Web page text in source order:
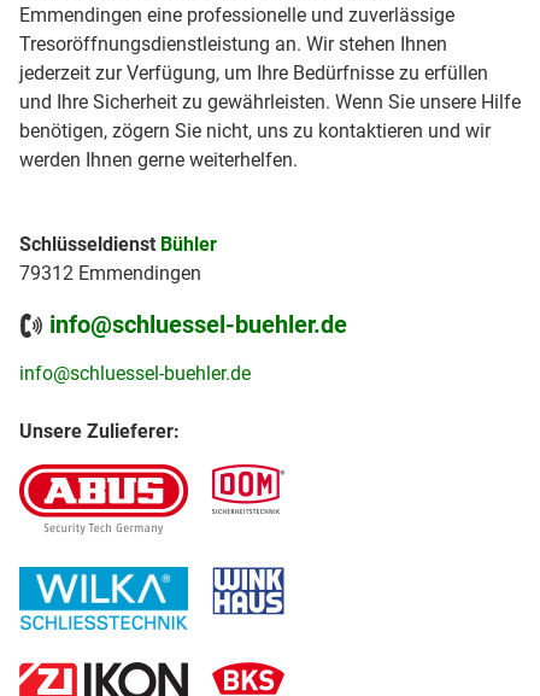
Emmendingen eine professionelle und zuverlässige
Tresoröffnungsdienstleistung an. Wir stehen Ihnen
jederzeit zur Verfügung, um Ihre Bedürfnisse zu erfüllen
und Ihre Sicherheit zu gewährleisten. Wenn Sie unsere Hilfe
benötigen, zögern Sie nicht, uns zu kontaktieren und wir
werden Ihnen gerne weiterhelfen.
Schlüsseldienst Bühler
79312 Emmendingen
info@schluessel-buehler.de
info@schluessel-buehler.de
Unsere Zulieferer: